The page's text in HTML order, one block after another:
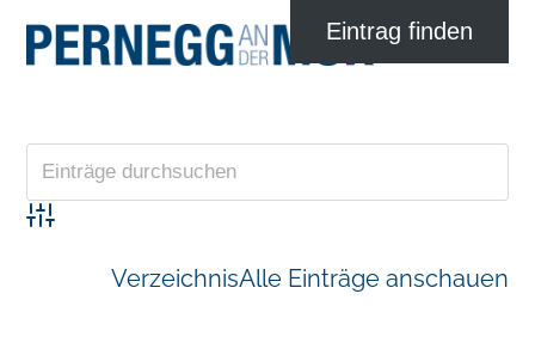
Advanced Search
VerzeichnisAlle Einträge anschauen